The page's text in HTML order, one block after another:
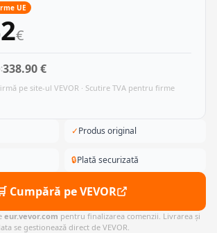
UE
€
338.90 €
pe site-ul VEVOR · Scutire TVA pentru firme
✓Produs original
🔒Plată securizată
Cumpără pe VEVOR
eur.vevor.com pentru finalizarea comenzii. Livrarea și
se gestionează direct de VEVOR.